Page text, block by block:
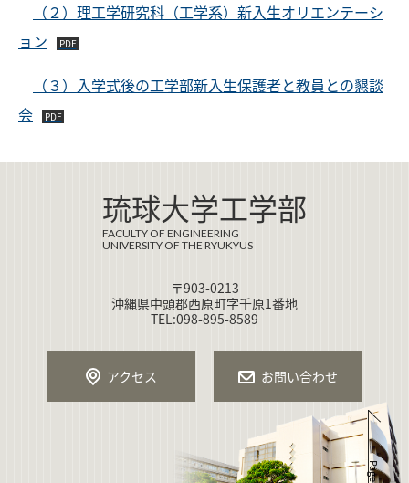
（２）理工学研究科（工学系）新入生オリエンテーシ
ョン
（３）入学式後の工学部新入生保護者と教員との懇談
会
アクセス お問い合わせ
琉球大学工学部
FACULTY OF ENGINEERING
UNIVERSITY OF THE RYUKYUS
〒903-0213
沖縄県中頭郡西原町字千原1番地
TEL:098-895-8589